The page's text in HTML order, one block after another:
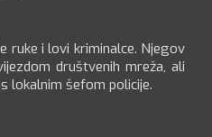
ruke i lovi kriminalce. Njegov
društvenih mreža, ali
lokalnim šefom policije.